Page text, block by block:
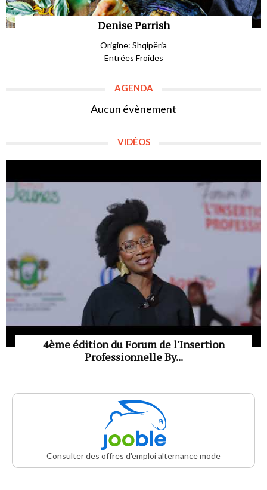
Denise Parrish
Origine: Shqipëria
Entrées Froides
AGENDA
Aucun évènement
VIDÉOS
4ème édition du Forum de l'Insertion
Professionnelle By...
Consulter des offres d'emploi alternance mode